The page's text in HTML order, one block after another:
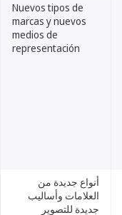
Nuevos tipos de
marcas y nuevos
medios de
representación
أنواع جديدة من
العلامات وأساليب
جديدة للتصوير